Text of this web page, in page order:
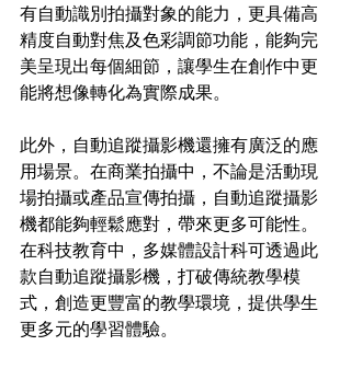
有自動識別拍攝對象的能力，更具備高
精度自動對焦及色彩調節功能，能夠完
美呈現出每個細節，讓學生在創作中更
能將想像轉化為實際成果。
此外，自動追蹤攝影機還擁有廣泛的應
用場景。在商業拍攝中，不論是活動現
場拍攝或產品宣傳拍攝，自動追蹤攝影
機都能夠輕鬆應對，帶來更多可能性。
在科技教育中，多媒體設計科可透過此
款自動追蹤攝影機，打破傳統教學模
式，創造更豐富的教學環境，提供學生
更多元的學習體驗。